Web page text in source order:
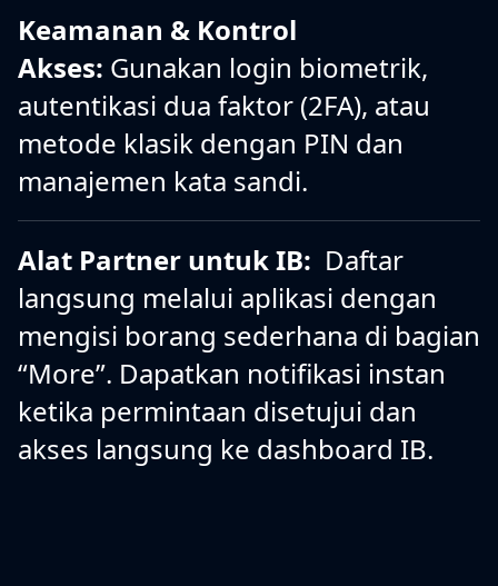
Keamanan & Kontrol
Akses: Gunakan login biometrik,
autentikasi dua faktor (2FA), atau
metode klasik dengan PIN dan
manajemen kata sandi.
Alat Partner untuk IB: Daftar
langsung melalui aplikasi dengan
mengisi borang sederhana di bagian
“More”. Dapatkan notifikasi instan
ketika permintaan disetujui dan
akses langsung ke dashboard IB.